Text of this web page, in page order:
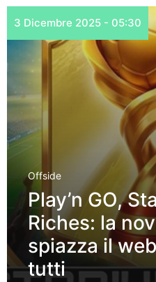
3 Dicembre 2025 - 05:30
Offside
Play’n GO,
Riches: la
spiazza il
tutti